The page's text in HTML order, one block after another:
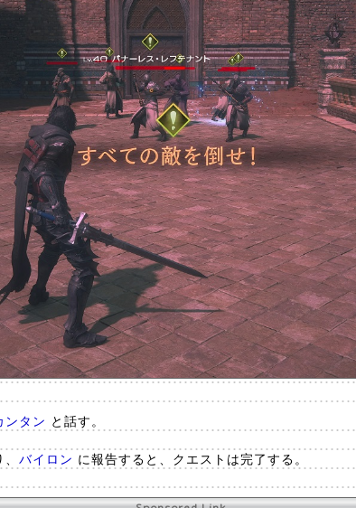
ンタン と話す。
バイロン に報告すると、クエストは完了する。